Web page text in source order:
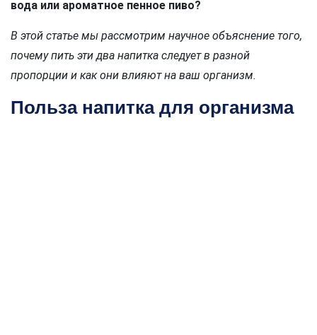
вода или ароматное пенное пиво?
В этой статье мы рассмотрим научное объяснение того,
почему пить эти два напитка следует в разной
пропорции и как они влияют на ваш организм.
Польза напитка для организма